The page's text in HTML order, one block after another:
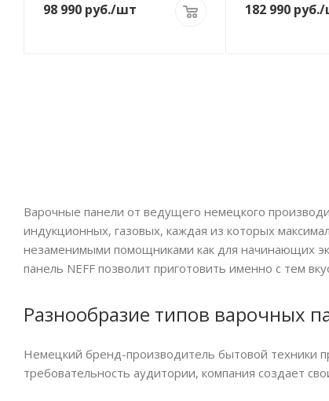
98 990 руб./шт 182 990руб./
Варочные панели от ведущего немецкого
индукционных, газовых, каждая из которых
незаменимыми помощниками как для начинающих
панель NEFF позволит приготовить именно с тем
Разнообразие типов варочных
Немецкий бренд-производитель бытовой техники
требовательность аудитории, компания создает